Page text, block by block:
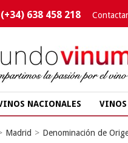
638 458 218 Contactar
NACIONALES VINOS
Madrid > Denominación de